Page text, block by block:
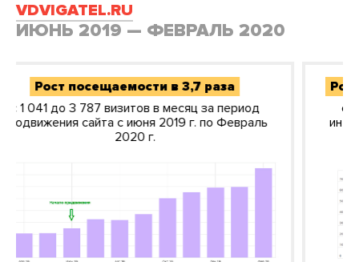
VDVIGATEL.RU
ИЮНЬ 2019 — ФЕВРАЛЬ 2020
в 3,7 раза
визитов в месяц за период
с июня 2019 г. по Февраль
Рост индекса
с 20 до 70 балов
интернет-магазина